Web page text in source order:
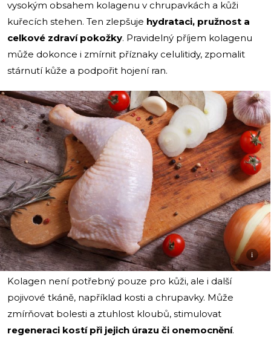
vysokým obsahem kolagenu v chrupavkách a kůži
kuřecích stehen. Ten zlepšuje hydrataci, pružnost a
celkové zdraví pokožky. Pravidelný příjem kolagenu
může dokonce i zmírnit příznaky celulitidy, zpomalit
stárnutí kůže a podpořit hojení ran.
i
Kolagen není potřebný pouze pro kůži, ale i další
pojivové tkáně, například kosti a chrupavky. Může
zmírňovat bolesti a ztuhlost kloubů, stimulovat
regeneraci kostí při jejich úrazu či onemocnění.